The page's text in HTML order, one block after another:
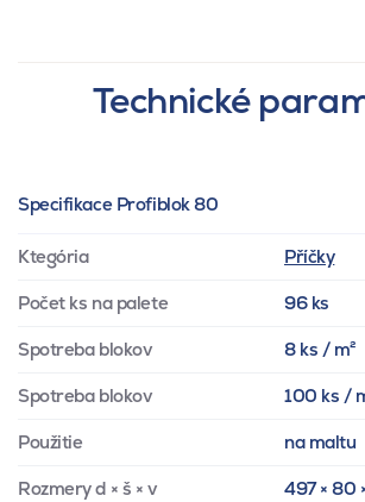
Technické
Specifikace Profiblok 80
Ktegória Příčky
Počet ks na palete 96 ks
Spotreba blokov 8 ks / m²
Spotreba blokov 100 ks /
Použitie na maltu
Rozmery d × š × v 497 × 80